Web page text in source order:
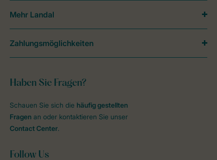
Haben Sie Fragen?
Schauen Sie sich die häufig gestellten
Fragen an oder kontaktieren Sie unser
Contact Center.
Follow Us
Mehr Landal
Zahlungsmöglichkeiten